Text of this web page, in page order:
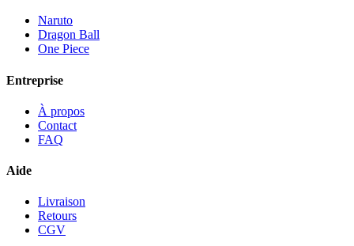
Naruto
Dragon Ball
One Piece
Entreprise
À propos
Contact
FAQ
Aide
Livraison
Retours
CGV